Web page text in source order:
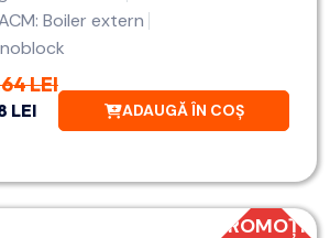
Boiler extern
LEI
LEI ADAUGĂ ÎN COȘ
PROMOȚIE